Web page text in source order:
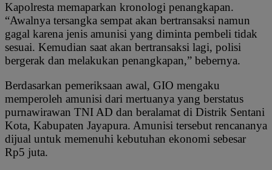
Kapolresta memaparkan kronologi penangkapan.
“Awalnya tersangka sempat akan bertransaksi namun
gagal karena jenis amunisi yang diminta pembeli tidak
sesuai. Kemudian saat akan bertransaksi lagi, polisi
bergerak dan melakukan penangkapan,” bebernya.
Berdasarkan pemeriksaan awal, GIO mengaku
memperoleh amunisi dari mertuanya yang berstatus
purnawirawan TNI AD dan beralamat di Distrik Sentani
Kota, Kabupaten Jayapura. Amunisi tersebut rencananya
dijual untuk memenuhi kebutuhan ekonomi sebesar
Rp5 juta.